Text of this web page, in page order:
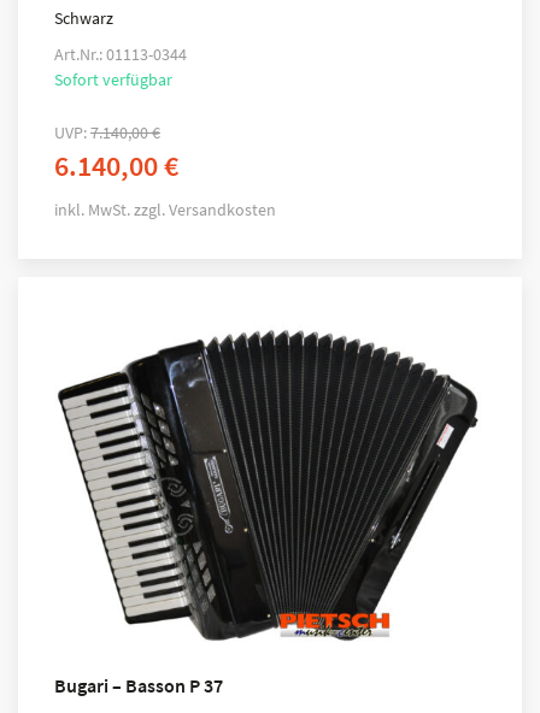
Schwarz
Art.Nr.: 01113-0344
Sofort verfügbar
UVP:7.140,00€
6.140,00€
inkl. MwSt. zzgl.Versandkosten
Bugari – Basson P 37